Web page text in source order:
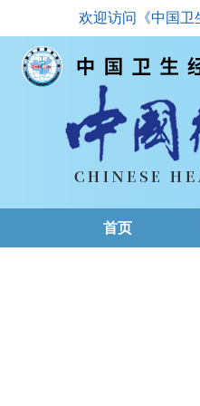
欢迎访问《中国卫
首页